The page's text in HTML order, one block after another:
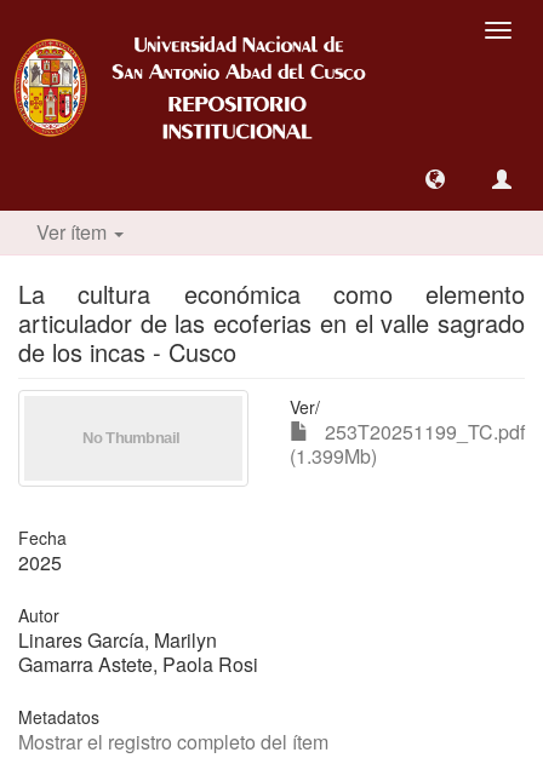
Ver ítem
La cultura económica como elemento
articulador de las ecoferias en el valle sagrado
de los incas - Cusco
Ver/
253T20251199_TC.pdf
(1.399Mb)
Fecha
2025
Autor
Linares García, Marilyn
Gamarra Astete, Paola Rosi
Metadatos
Mostrar el registro completo del ítem